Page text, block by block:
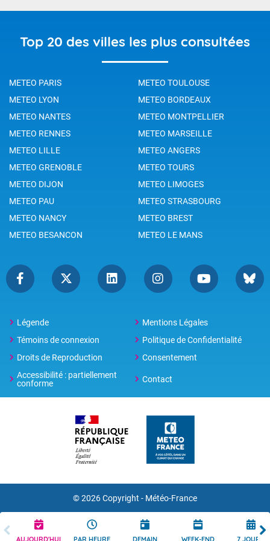
AUJOURD'HUI PAR HEURE DEMAIN WEEK-END 7 JOURS
Top 20 des villes les plus consultées
METEO PARIS
METEO TOULOUSE
METEO LYON
METEO BORDEAUX
METEO NANTES
METEO MONTPELLIER
METEO RENNES
METEO MARSEILLE
METEO LILLE
METEO ANGERS
METEO GRENOBLE
METEO TOURS
METEO DIJON
METEO LIMOGES
METEO PAU
METEO STRASBOURG
METEO NANCY
METEO BREST
METEO BESANCON
METEO LE MANS
Légende
Mentions Légales
Témoins de connexion
Politique de Confidentialité
Droits de Reproduction
Consentement
Accessibilité : partiellement
conforme
Contact
© 2026 Copyright - Météo-France